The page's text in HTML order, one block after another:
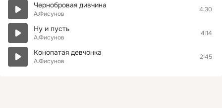
Чернобровая дивчина
А.Фисунов
4:30
Ну и пусть
А.Фисунов
4:14
Конопатая девчонка
А.Фисунов
2:45